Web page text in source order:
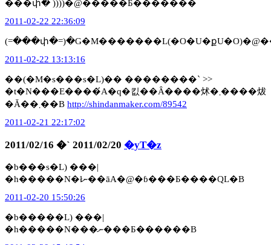
���փ� ))))�@�����Ƃ�������
2011-02-22 22:36:09
2011-02-22 13:13:16
��(�M�s���s�L)�� ��������` >>
�t�N���E����́A�q�킶��Ȃ����炢�܂����炦
�Ă��܂��B http://shindanmaker.com/89542
2011-02-21 22:17:02
2011/02/16 �` 2011/02/20 �yT�z
�b���s�L) ���|
�h�����N�łނ��āA�@�ɓ���Ƃ����ԚL�B
2011-02-20 15:50:26
�b�����L) ���|
�h�����N���ނ���Ƃ������B